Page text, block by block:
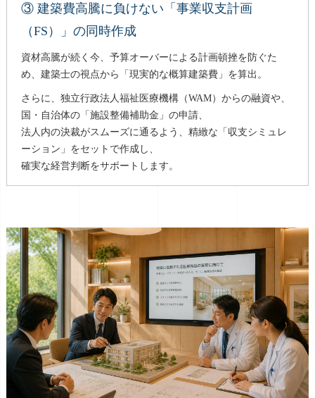
③ 建築費高騰に負けない「事業収支計画
（FS）」の同時作成
資材高騰が続く今、予算オーバーによる計画頓挫を防ぐた
め、建築士の視点から「現実的な概算建築費」を算出。
さらに、独立行政法人福祉医療機構（WAM）からの融資や、
国・自治体の「施設整備補助金」の申請、
法人内の決裁がスムーズに通るよう、精緻な「収支シミュレ
ーション」をセットで作成し、
確実な経営判断をサポートします。